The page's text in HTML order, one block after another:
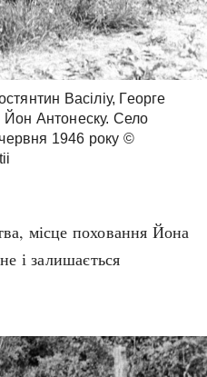
Васіліу, Георге
Йон Антонеску. Село
1946 року ©
місце поховання Йона
і залишається